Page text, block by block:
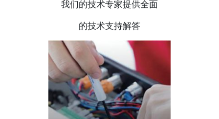
我们的技术专家提供全面
的技术支持解答